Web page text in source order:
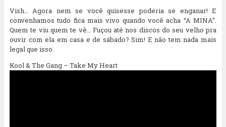
Vish… Agora nem se você quisesse poderia se enganar! E
convenhamos tudo fica mais vivo quando você acha “A MINA”.
Quem te viu quem te vê… Fuçou até nos discos do seu velho pra
ouvir com ela em casa e de sábado? Sim! E não tem nada mais
legal que isso.
Kool & The Gang – Take My Heart